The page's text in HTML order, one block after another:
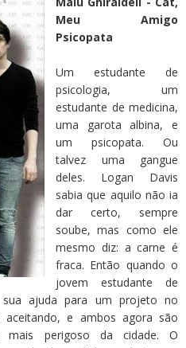
Meu Amigo
Psicopata
Um estudante de
psicologia, um
estudante de medicina,
uma garota albina, e
um psicopata. Ou
talvez uma gangue
deles. Logan Davis
sabia que aquilo não ia
dar certo, sempre
soube, mas como ele
mesmo diz: a carne é
fraca. Então quando o
jovem estudante de
sua ajuda para um projeto no
aceitando, e ambos agora são
mais perigoso da cidade. O